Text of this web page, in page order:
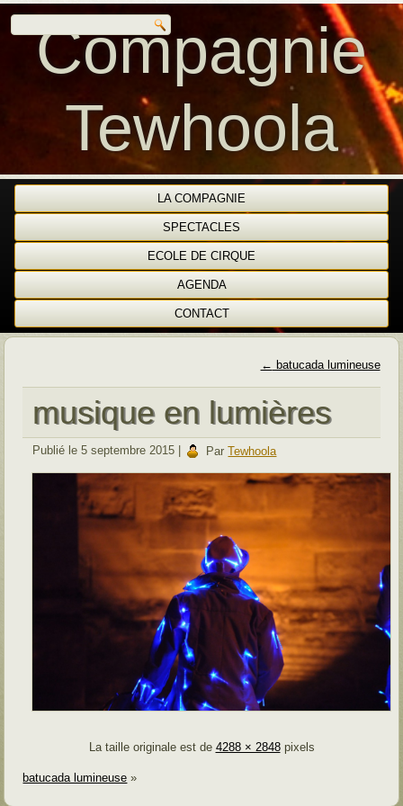
Compagnie
Tewhoola
LA COMPAGNIE
SPECTACLES
ECOLE DE CIRQUE
AGENDA
CONTACT
← batucada lumineuse
musique en lumières
Publié le 5 septembre 2015 Par Tewhoola
La taille originale est de 4288 × 2848pixels
batucada lumineuse »